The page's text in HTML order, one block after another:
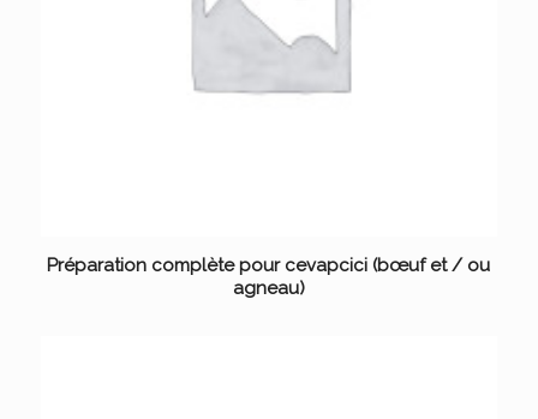
Préparation complète pour cevapcici (bœuf et / ou
agneau)